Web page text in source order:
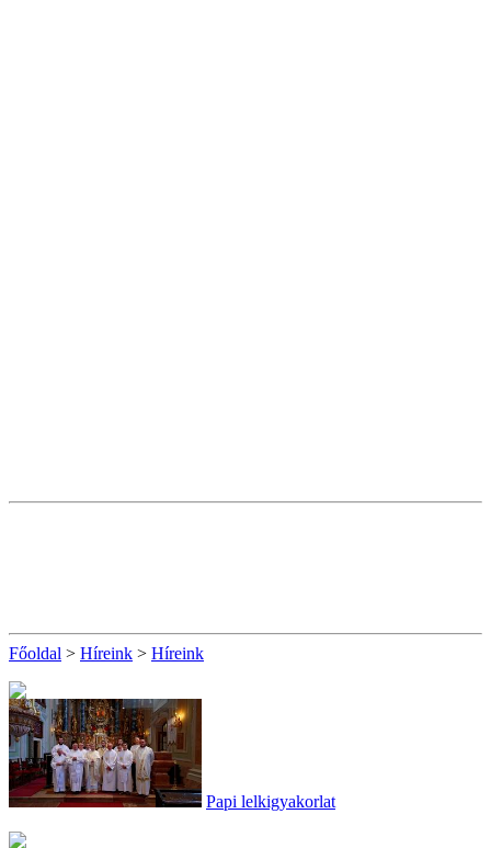
Főoldal > Híreink > Híreink
Papi lelkigyakorlat